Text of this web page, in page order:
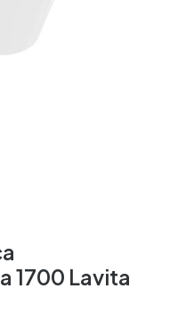
1700 Lavita